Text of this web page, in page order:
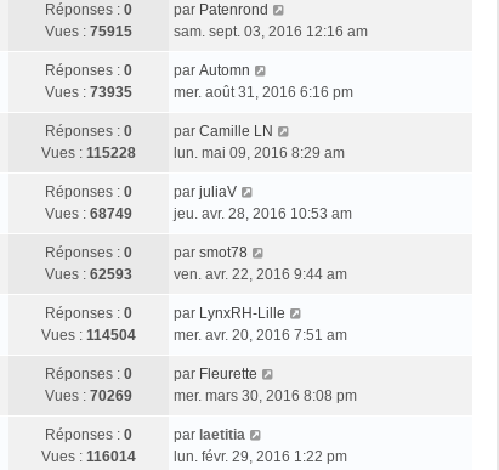
Réponses : 0
Vues : 75915
par Patenrond
sam. sept. 03, 2016 12:16 am
Réponses : 0
Vues : 73935
par Automn
mer. août 31, 2016 6:16 pm
Réponses : 0
Vues : 115228
par Camille LN
lun. mai 09, 2016 8:29 am
Réponses : 0
Vues : 68749
par juliaV
jeu. avr. 28, 2016 10:53 am
Réponses : 0
Vues : 62593
par smot78
ven. avr. 22, 2016 9:44 am
Réponses : 0
Vues : 114504
par LynxRH-Lille
mer. avr. 20, 2016 7:51 am
Réponses : 0
Vues : 70269
par Fleurette
mer. mars 30, 2016 8:08 pm
Réponses : 0
Vues : 116014
par laetitia
lun. févr. 29, 2016 1:22 pm